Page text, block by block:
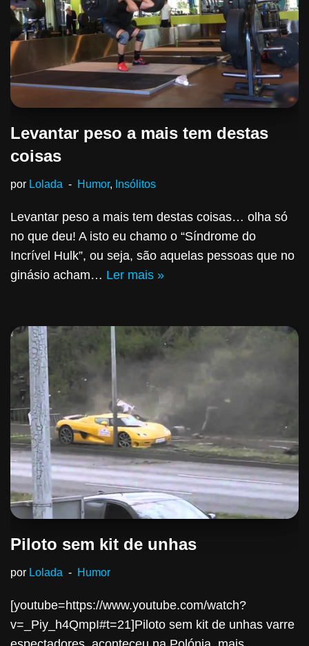
Levantar peso a mais tem destas
coisas
por Lolada Humor, Insólitos
Levantar peso a mais tem destas coisas… olha só
no que deu! A isto eu chamo o “Síndrome do
Incrível Hulk”, ou seja, são aquelas pessoas que no
ginásio acham… Ler mais »
Piloto sem kit de unhas
por Lolada Humor
[youtube=https://www.youtube.com/watch?
v=_Piy_h4QmpI#t=21]Piloto sem kit de unhas varre